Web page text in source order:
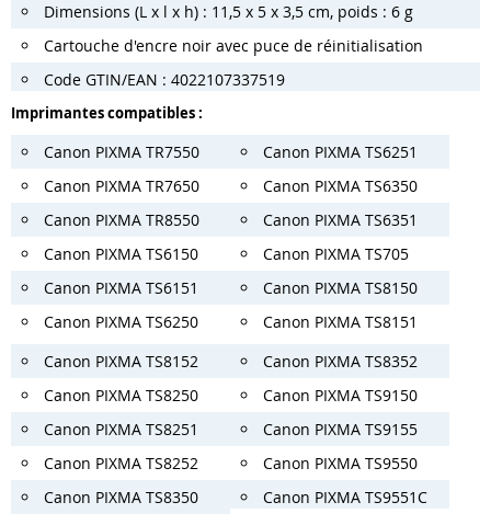
Dimensions (L x l x h) : 11,5 x 5 x 3,5 cm, poids : 6 g
Cartouche d'encre noir avec puce de réinitialisation
Code GTIN/EAN : 4022107337519
Imprimantes compatibles :
Canon PIXMA TR7550
Canon PIXMA TR7650
Canon PIXMA TR8550
Canon PIXMA TS6150
Canon PIXMA TS6151
Canon PIXMA TS6250
Canon PIXMA TS6251
Canon PIXMA TS6350
Canon PIXMA TS6351
Canon PIXMA TS705
Canon PIXMA TS8150
Canon PIXMA TS8151
Canon PIXMA TS8152
Canon PIXMA TS8250
Canon PIXMA TS8251
Canon PIXMA TS8252
Canon PIXMA TS8350
Canon PIXMA TS8352
Canon PIXMA TS9150
Canon PIXMA TS9155
Canon PIXMA TS9550
Canon PIXMA TS9551C